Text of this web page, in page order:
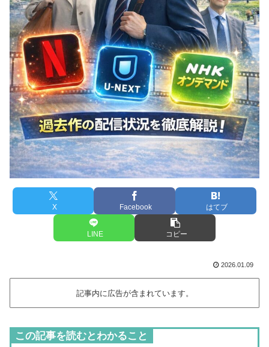
X Facebook はてブ
LINE コピー
2026.01.09
記事内に広告が含まれています。
この記事を読むとわかること